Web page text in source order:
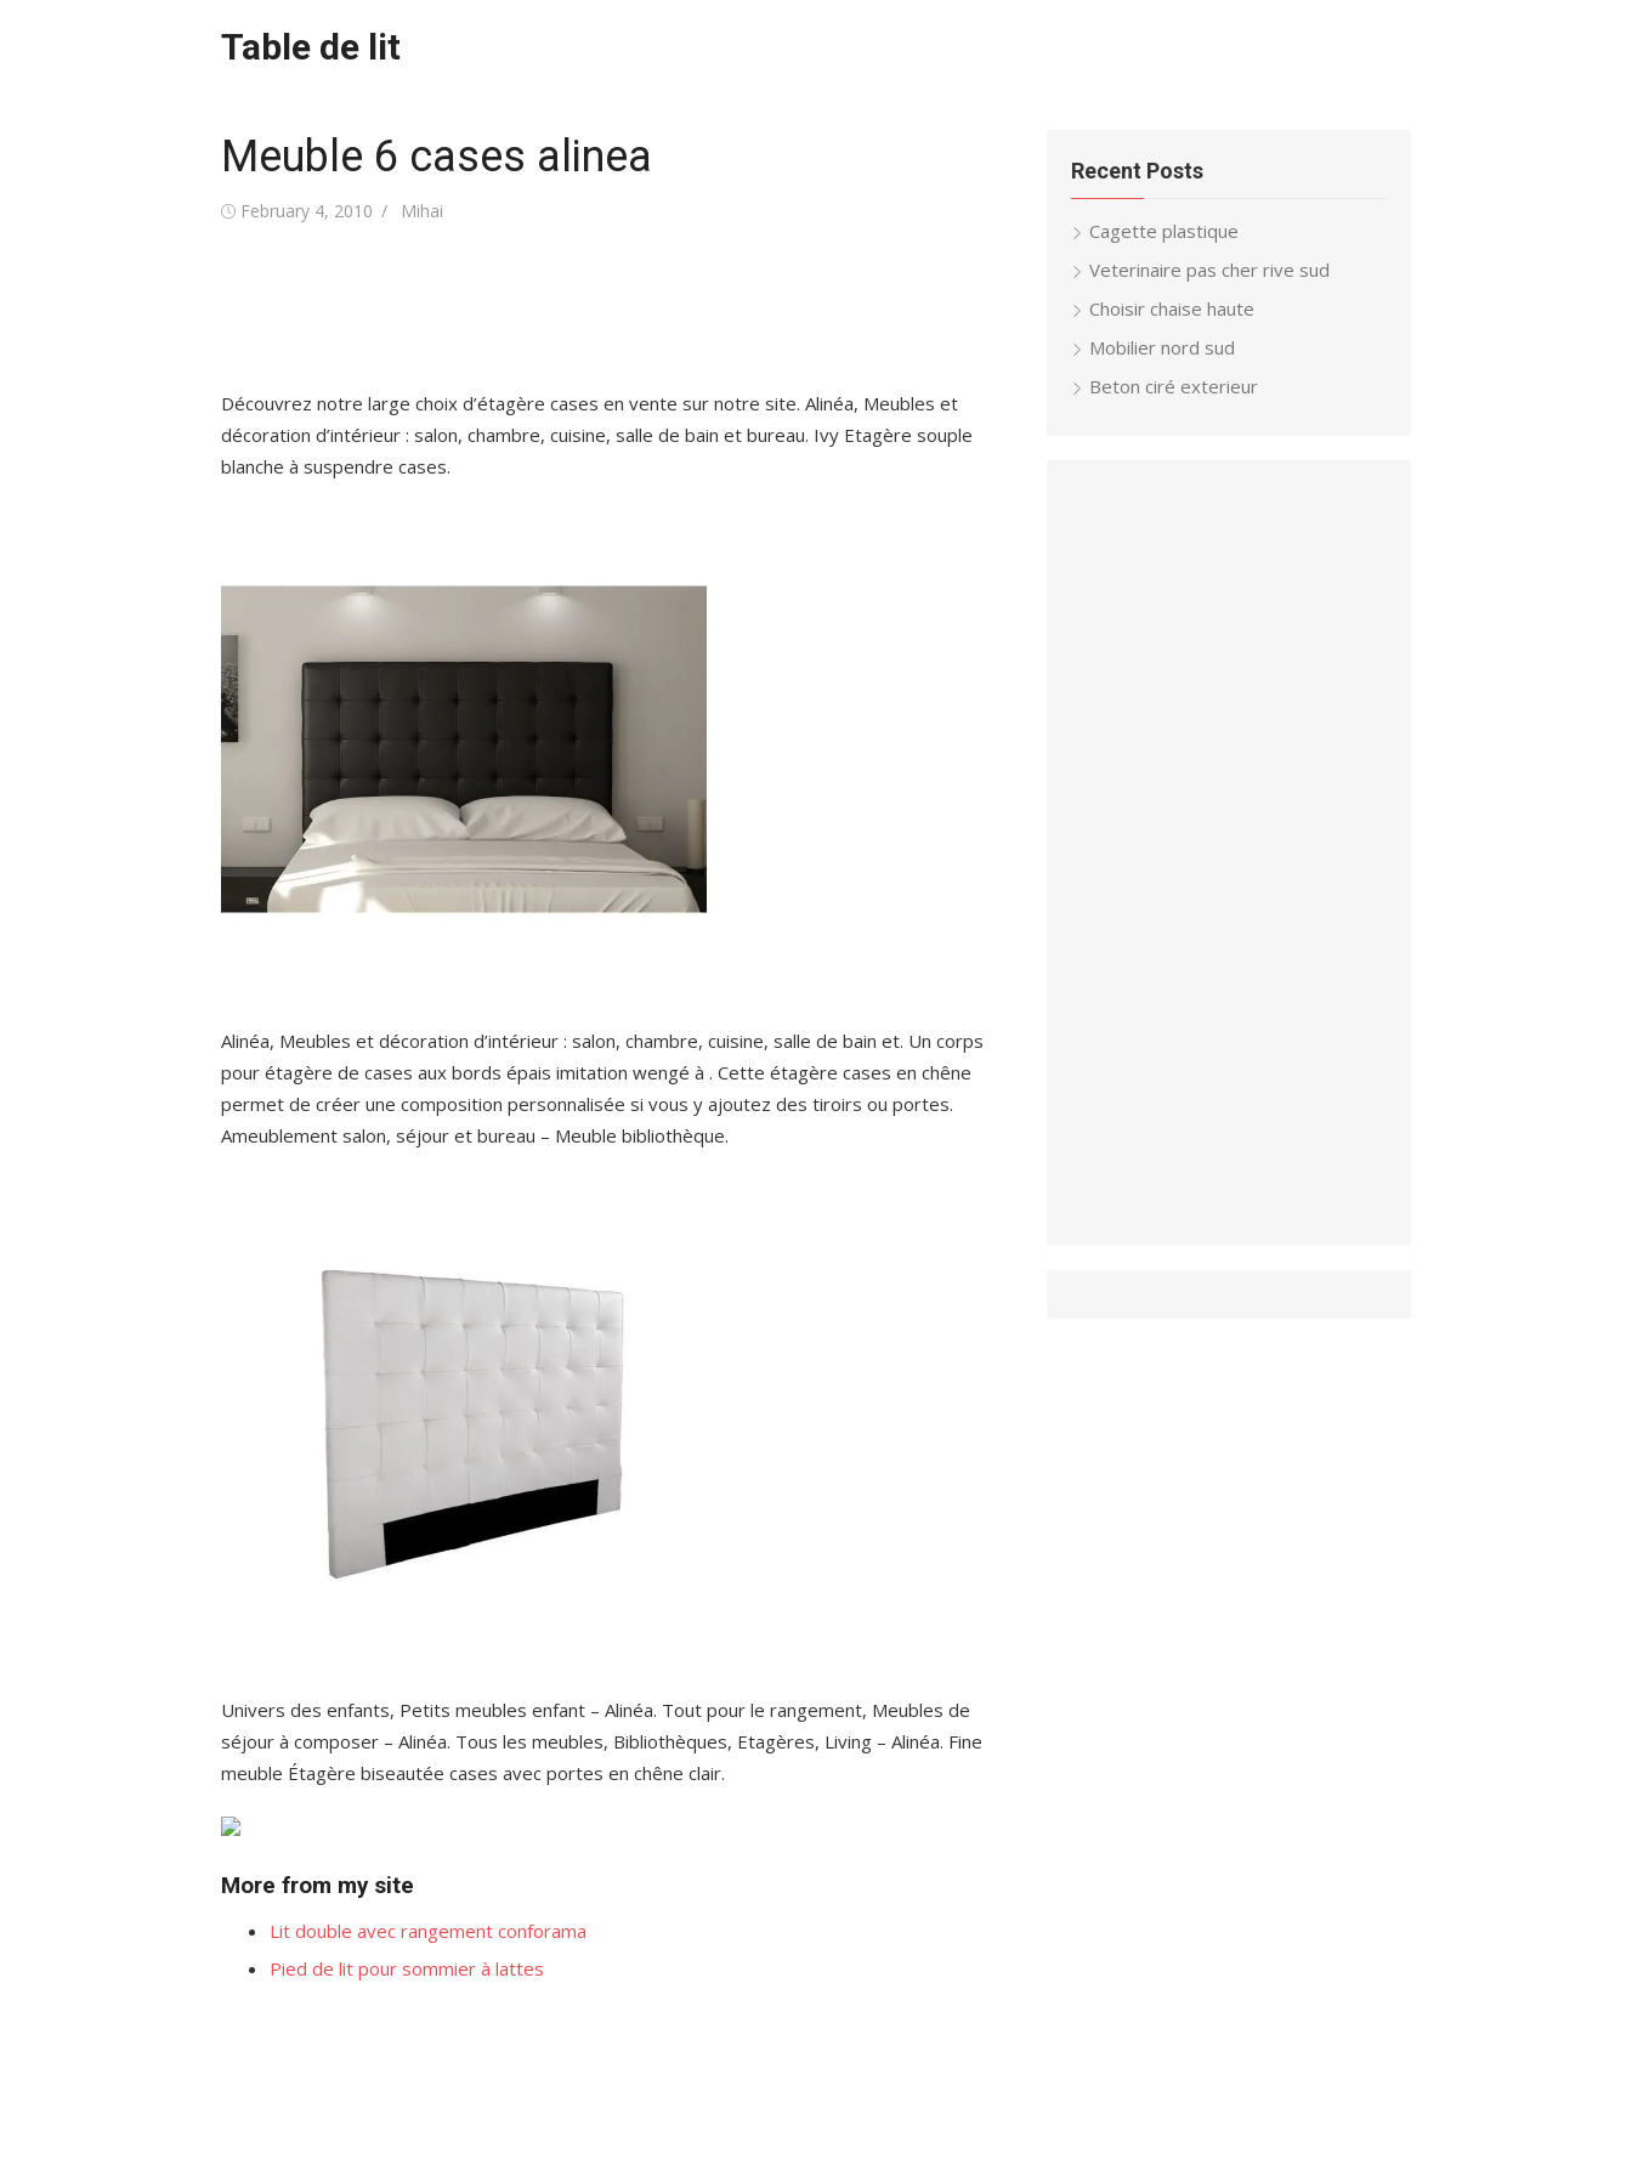
Table de lit
Meuble 6 cases alinea
Posted
February 4, 2010 Author
Mihai
Découvrez notre large choix d’étagère cases en vente sur notre site. Alinéa, Meubles et
décoration d’intérieur : salon, chambre, cuisine, salle de bain et bureau. Ivy Etagère souple
blanche à suspendre cases.
Alinéa, Meubles et décoration d’intérieur : salon, chambre, cuisine, salle de bain et. Un corps
pour étagère de cases aux bords épais imitation wengé à . Cette étagère cases en chêne
permet de créer une composition personnalisée si vous y ajoutez des tiroirs ou portes.
Ameublement salon, séjour et bureau – Meuble bibliothèque.
Univers des enfants, Petits meubles enfant – Alinéa. Tout pour le rangement, Meubles de
séjour à composer – Alinéa. Tous les meubles, Bibliothèques, Etagères, Living – Alinéa. Fine
meuble Étagère biseautée cases avec portes en chêne clair.
More from my site
Lit double avec rangement conforama
Pied de lit pour sommier à lattes
Recent Posts
Cagette plastique
Veterinaire pas cher rive sud
Choisir chaise haute
Mobilier nord sud
Beton ciré exterieur